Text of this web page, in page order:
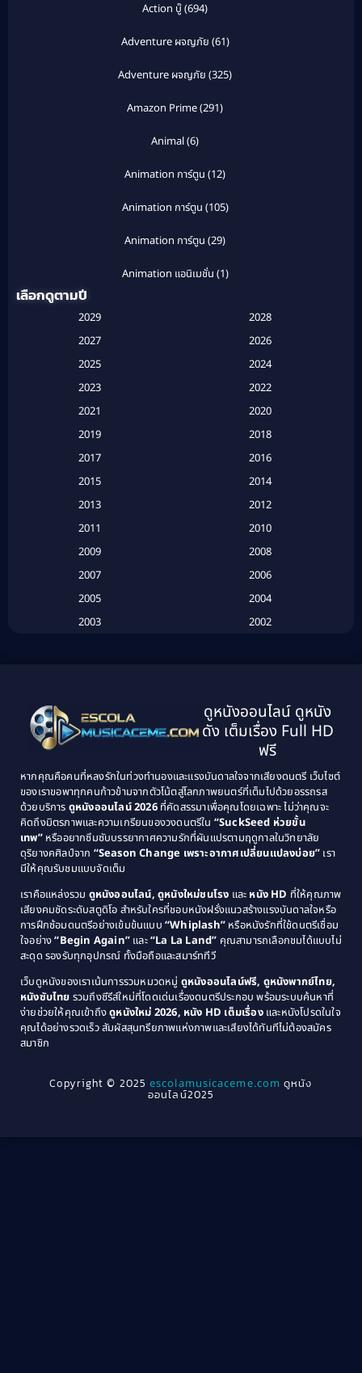
Action บู๊(694)
Adventure ผจญภัย (61)
Adventure ผจญภัย (325)
Amazon Prime(291)
Animal(6)
Animation การ์ตูน (12)
Animation การ์ตูน (105)
Animation การ์ตูน (29)
Animation แอนิเมชั่น (1)
Based on a True Story สร้างจากเรื่องจริง(2)
Based on a True Story เรื่องจริง (16)
Based on a True Story เรื่องจริง (20)
Classic หนังคลาสสิก(25)
Classic หนังคลาสสิก(134)
Classic หนังคลาสสิก(21)
Comedy ตลก(515)
Comedy ตลก(46)
Coming of Age ก้าวพ้นวัย(1)
Coming-of-Age(3)
Community(1)
Crime อาชญากรรม(289)
Cult Film(4)
เลือกดูตามปี
2029
2028
2027
2026
2025
2024
2023
2022
2021
2020
2019
2018
2017
2016
2015
2014
2013
2012
2011
2010
2009
2008
2007
2006
2005
2004
2003
2002
1995
1994
1993
1992
1989
1988
1987
1986
1985
1984
1983
1982
1979
1978
1976
1975
1974
1971
1970
1969
1968
1964
1963
1940
ดูหนังออนไลน์ ดูหนัง
ดัง เต็มเรื่อง Full HD
ฟรี
หากคุณคือคนที่หลงรักในท่วงทำนองและแรงบันดาลใจจากเสียงดนตรี เว็บไซต์
ของเราขอพาทุกคนก้าวข้ามจากตัวโน้ตสู่โลกภาพยนตร์ที่เต็มไปด้วยอรรถรส
ด้วยบริการ ดูหนังออนไลน์ 2026ที่คัดสรรมาเพื่อคุณโดยเฉพาะ ไม่ว่าคุณจะ
คิดถึงมิตรภาพและความเกรียนของวงดนตรีใน “SuckSeed ห่วยขั้น
เทพ”หรืออยากซึมซับบรรยากาศความรักที่ผันแปรตามฤดูกาลในวิทยาลัย
ดุริยางคศิลป์จาก “Season Change เพราะอากาศเปลี่ยนแปลงบ่อย” เรา
มีให้คุณรับชมแบบจัดเต็ม
เราคือแหล่งรวม ดูหนังออนไลน์, ดูหนังใหม่ชนโรง และ หนัง HD ที่ให้คุณภาพ
เสียงคมชัดระดับสตูดิโอ สำหรับใครที่ชอบหนังฝรั่งแนวสร้างแรงบันดาลใจหรือ
การฝึกซ้อมดนตรีอย่างเข้มข้นแบบ “Whiplash” หรือหนังรักที่ใช้ดนตรีเชื่อม
ใจอย่าง“Begin Again” และ“La La Land” คุณสามารถเลือกชมได้แบบไม่
สะดุด รองรับทุกอุปกรณ์ ทั้งมือถือและสมาร์ททีวี
เว็บดูหนังของเราเน้นการรวมหมวดหมู่ ดูหนังออนไลน์ฟรี, ดูหนังพากย์ไทย,
หนังซับไทย รวมถึงซีรีส์ใหม่ที่โดดเด่นเรื่องดนตรีประกอบ พร้อมระบบค้นหาที่
ง่ายช่วยให้คุณเข้าถึงดูหนังใหม่ 2026, หนัง HD เต็มเรื่องและหนังโปรดในใจ
คุณได้อย่างรวดเร็ว สัมผัสสุนทรียภาพแห่งภาพและเสียงได้ทันทีไม่ต้องสมัคร
สมาชิก
Copyright © 2025escolamusicaceme.com ดูหนัง
ออนไลน์2025